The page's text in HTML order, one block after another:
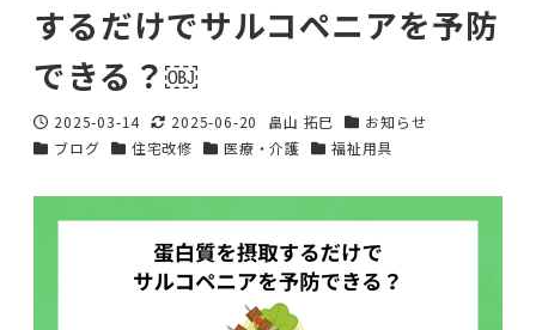
するだけでサルコペニアを予防
できる？￼
投稿日
2025-03-14
更新日
2025-06-20
著
者
畠山 拓巳
カテゴリー
お知らせ
カテゴリー
ブログ
カテゴリー
住宅改修
カテゴリー
医療・介護
カテゴリー
福祉用具